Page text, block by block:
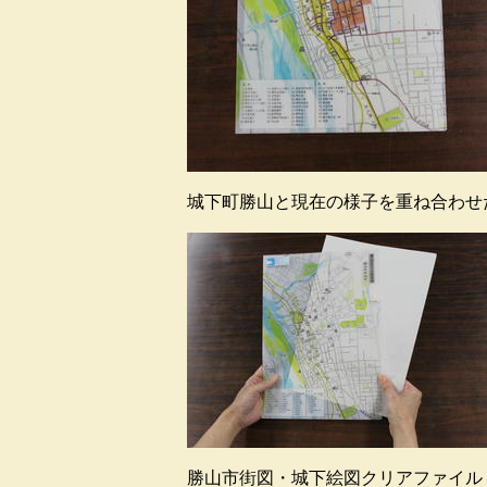
城下町勝山と現在の様子を重ね合わせ
勝山市街図・城下絵図クリアファイル